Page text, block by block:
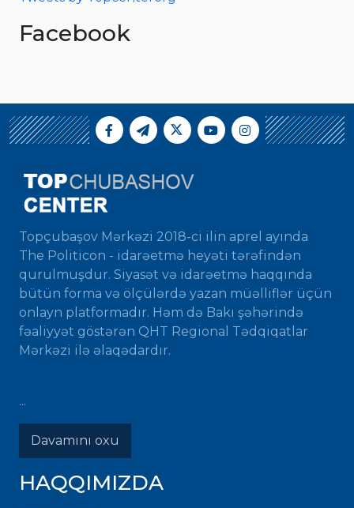
Facebook
Topçubaşov Mərkəzi 2018-ci ilin aprel ayında
The Politicon - idarəetmə heyəti tərəfindən
qurulmuşdur. Siyasət və idarəetmə haqqında
bütün forma və ölçülərdə yazan müəlliflər üçün
onlayn platformadır. Həm də Bakı şəhərində
fəaliyyət göstərən QHT Regional Tədqiqatlar
Mərkəzi ilə əlaqədardır.
...
Davamını oxu
HAQQIMIZDA